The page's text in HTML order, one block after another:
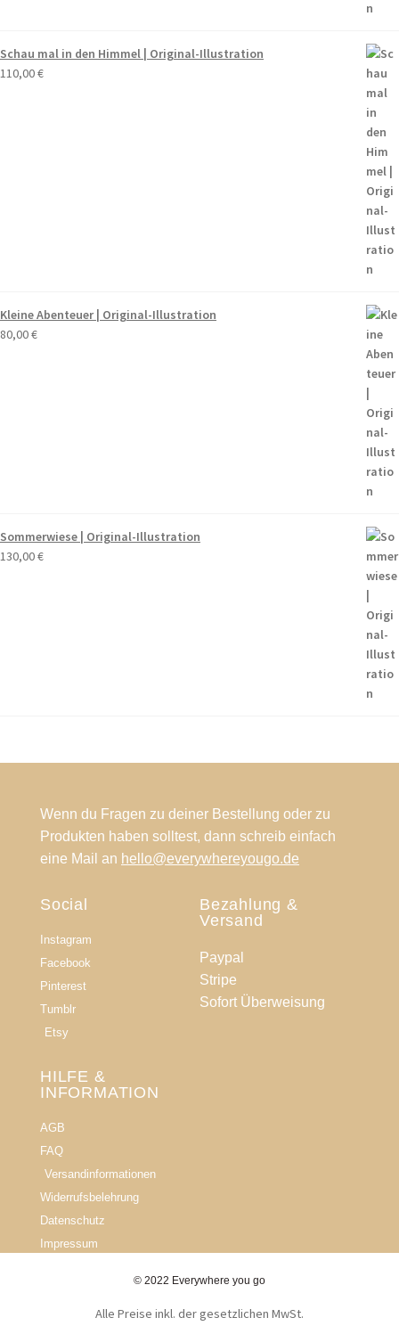
Schau mal in den Himmel | Original-Illustration
110,00€
Kleine Abenteuer | Original-Illustration
80,00€
Sommerwiese | Original-Illustration
130,00€
Wenn du Fragen zu deiner Bestellung oder zu
Produkten haben solltest, dann schreib einfach
eine Mail an hello@everywhereyougo.de
Social
Instagram
Facebook
Pinterest
Tumblr
Etsy
Bezahlung &
Versand
Paypal
Stripe
Sofort Überweisung
HILFE &
INFORMATION​
AGB
FAQ
Versandinformationen
Widerrufsbelehrung
Datenschutz
Impressum
© 2022 Everywhere you go
Alle Preise inkl. der gesetzlichen MwSt.